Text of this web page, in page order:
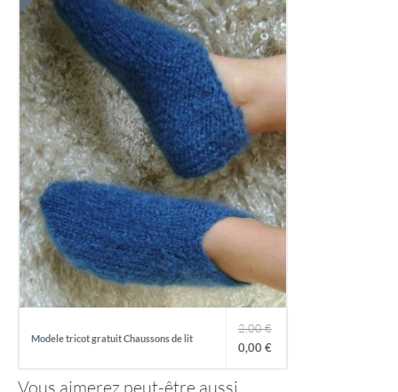
2,00€
0,00€
Modele tricot gratuit Chaussons de lit
Vous aimerez peut-être aussi…